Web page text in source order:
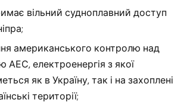
вільний судноплавний доступ
американського контролю над
АЕС, електроенергія з якої
як в Україну, так і на захоплені
території;